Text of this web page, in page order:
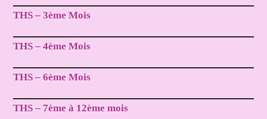
THS – 3ème Mois
THS – 4ème Mois
THS – 6ème Mois
THS – 7ème à 12ème mois